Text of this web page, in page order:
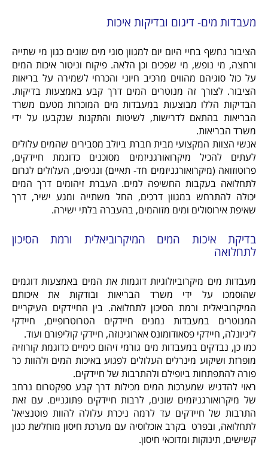
מעבדות מים- דיגום ובדיקות איכות
הציבור נחשף בחיי היום יום למגוון סוגי מים שונים כגון מי שתייה
ורחצה, מי נופש, מי שפכים וכן הלאה. פיקוח וניטור איכות המים
על כול סוגיהם מהווים מרכיב חיוני והכרחי לשמירה על בריאות
הציבור. לצורך זה מנוטרים המים דרך קבע באמצעות בדיקות.
הבדיקות הללו מבוצעות במעבדות מים המוכרות מטעם משרד
הבריאות בהתאם לדרישות, לשיטות והתקנות שנקבעו על ידי
משרד הבריאות.
אנשי הצוות המקצועי מבית חברת ביולב מסבירים שהמים עלולים
לעתים להכיל מיקרואורגניזמים מסוכנים כדוגמת חיידקים,
פרוטוזואה (מיקרואורגניזמים חד- תאיים) ונגיפים, העלולים לגרום
לתחלואה בעקבות החשיפה למים. העברת זיהומים דרך המים
יכולה להתרחש במגוון דרכים, החל משתייה ומגע ישיר, דרך
שאיפת אירוסולים ומים מזוהמים, בהעברה בלתי ישירה.
בדיקת איכות המים המיקרוביאלית ורמת הסיכון
לתחלואה
מעבדות מים מיקרוביולוגיות דוגמות את המים באמצעות דוגמים
שהוסמכו על ידי משרד הבריאות ובודקות את איכותם
המיקרוביאלית ורמת הסיכון לתחלואה. בין החיידקים העיקריים
המנוטרים במעבדות נמנים חיידקים הטרוטרופיים, חיידקי
ליגיונלה, חיידקי פסאודומונס אארוגינוזה, חיידקי קוליפורם ועוד.
כמו כן, נבדקים במעבדות מים גורמי זיהום כימיים כדוגמת קורוזיה
מופרזת ושיקוע מינרלים העלולים לפגוע באיכות המים ולהוות כר
פורה להתפתחות ביופילם ולהתרבות של חיידקים.
ראוי להדגיש שמערכות המים מכילות דרך קבע ספקטרום נרחב
של מיקרואורגניזמים שונים, לרבות חיידקים פתוגניים. עם זאת
התרבות של חיידקים עד לרמה ניכרת עלולה להוות פוטנציאל
לתחלואה, ובפרט בקרב אוכלוסיה עם מערכת חיסון מוחלשת כגון
קשישים, תינוקות ומדוכאי חיסון.